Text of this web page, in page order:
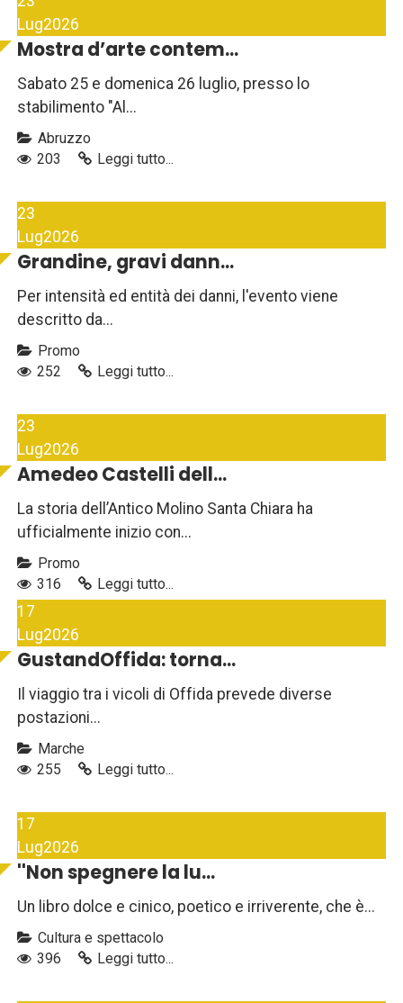
Lug2026
Mostra d’arte contem...
Sabato 25 e domenica 26 luglio, presso lo
stabilimento "Al...
Abruzzo
203
Leggi tutto...
23
Lug2026
Grandine, gravi dann...
Per intensità ed entità dei danni, l'evento viene
descritto da...
Promo
252
Leggi tutto...
23
Lug2026
Amedeo Castelli dell...
La storia dell’Antico Molino Santa Chiara ha
ufficialmente inizio con...
Promo
316
Leggi tutto...
17
Lug2026
GustandOffida: torna...
Il viaggio tra i vicoli di Offida prevede diverse
postazioni...
Marche
255
Leggi tutto...
17
Lug2026
''Non spegnere la lu...
Un libro dolce e cinico, poetico e irriverente, che è...
Cultura e spettacolo
396
Leggi tutto...